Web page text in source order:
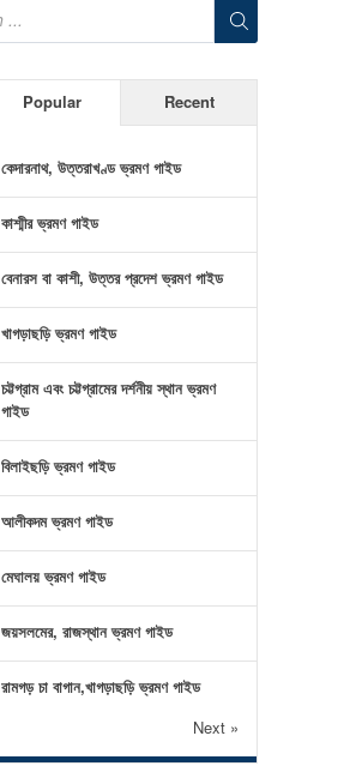
Popular Recent
কেদারনাথ, উত্তরাখণ্ড ভ্রমণ গাইড
কাশ্মীর ভ্রমণ গাইড
বেনারস বা কাশী, উত্তর প্রদেশ ভ্রমণ গাইড
খাগড়াছড়ি ভ্রমণ গাইড
চট্টগ্রাম এবং চট্টগ্রামের দর্শনীয় স্থান ভ্রমণ
গাইড
বিলাইছড়ি ভ্রমণ গাইড
আলীকদম ভ্রমণ গাইড
মেঘালয় ভ্রমণ গাইড
জয়সলমের, রাজস্থান ভ্রমণ গাইড
রামগড় চা বাগান,খাগড়াছড়ি ভ্রমণ গাইড
Next »